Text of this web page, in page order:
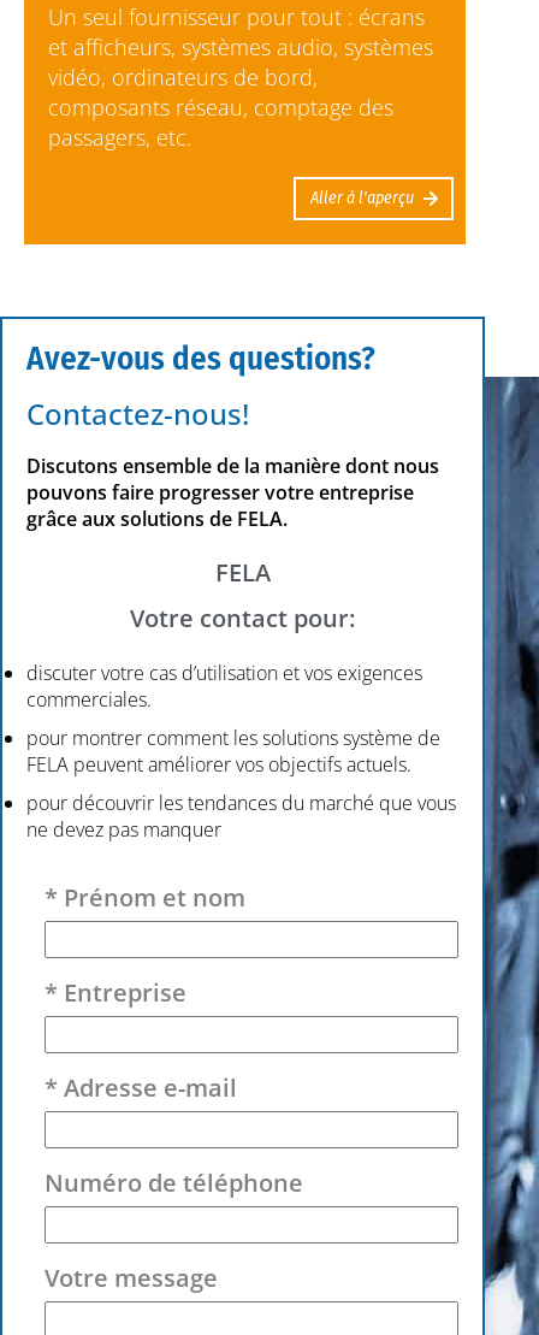
Un seul fournisseur pour tout : écrans
et afficheurs, systèmes audio, systèmes
vidéo, ordinateurs de bord,
composants réseau, comptage des
passagers, etc.
Aller à l'aperçu
Avez-vous des questions?
Contactez-nous!
Discutons ensemble de la manière dont nous
pouvons faire progresser votre entreprise
grâce aux solutions de FELA.
FELA
Votre contact pour:
discuter votre cas d’utilisation et vos exigences
commerciales.
pour montrer comment les solutions système de
FELA peuvent améliorer vos objectifs actuels.
pour découvrir les tendances du marché que vous
ne devez pas manquer
* Prénom et nom
* Entreprise
* Adresse e-mail
Numéro de téléphone
Votre message